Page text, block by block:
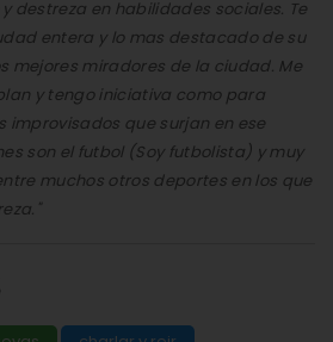
destreza en habilidades sociales. Te
entera y lo mas destacado de su
mejores miradores de la ciudad. Me
y tengo iniciativa como para
improvisados que surjan en ese
son el futbol (Soy futbolista) y muy
muchos otros deportes en los que